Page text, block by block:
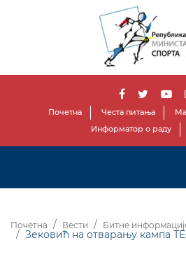
Почетна Честа питања
Информатор о раду
Почетна Вести Битне
Зековић на отварању кампа